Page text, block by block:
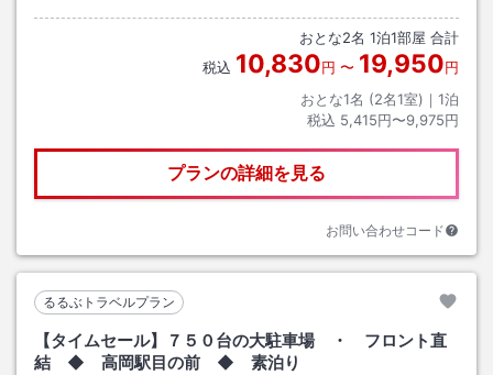
おとな2名 1泊1部屋 合計
税込 10,830円 〜 19,950円
おとな1名 (2名1室)｜ 1泊
税込 5,415円〜9,975円
プランの詳細を見る
お問い合わせコード
るるぶトラベルプラン
【タイムセール】７５０台の大駐車場 ・ フロント直
結 ◆ 高岡駅目の前 ◆ 素泊り